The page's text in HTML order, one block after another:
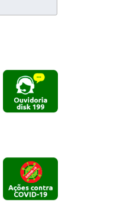
Cliqeu aqui
Cliqeu aqui